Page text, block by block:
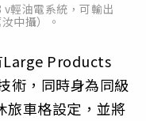
輕油電系統，可輸出
中攝）。
Large Products
術，同時身為同級
旅車格設定，並將